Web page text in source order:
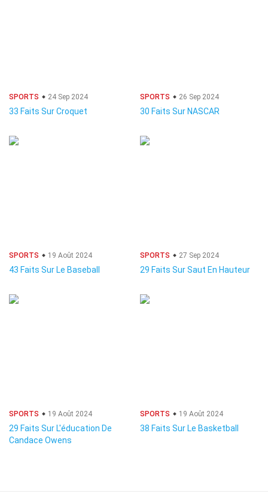
SPORTS 24 Sep 2024
33 Faits Sur Croquet
SPORTS 26 Sep 2024
30 Faits Sur NASCAR
SPORTS 19 Août 2024
43 Faits Sur Le Baseball
SPORTS 27 Sep 2024
29 Faits Sur Saut En Hauteur
SPORTS 19 Août 2024
29 Faits Sur L'éducation De
Candace Owens
SPORTS 19 Août 2024
38 Faits Sur Le Basketball